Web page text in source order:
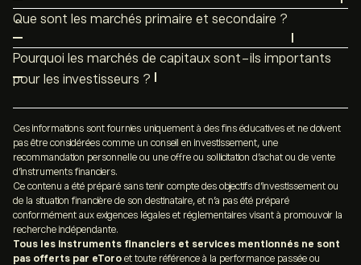
Les taux d’intérêts dans chaque pays influencent
fortement le marché monétaire.
Si ces taux ne fluctuent
pas énormément par rapport à leur taux de base, leurs
variations impactent la solvabilité des émetteurs et le
élevé, plus les taux appliqués sont importants.
Que sont les marchés primaire et secondaire ?
Sur le marché dit primaire, les investisseurs et
entreprises négocient directement entre eux. Par
exemple, une toute première émission d’actions par une
société, après uneIPOpar exemple, sera traitée sur le
marché primaire, en lien direct avec la firme.
Sur le marché secondaire, lesactifssont déjà émis et
négociés une première fois et sont par conséquent
échangeables entre les différents investisseurs, hors du
champ d’action de l’entreprise cotée par exemple.
Pourquoi les marchés de capitaux sont-ils importants
pour les investisseurs ?
Les marchés de capitaux offrent une multitude
d’opportunités aux investisseurs et leur permettent de
suivre destendances , de prendre des décisions en lien
avec le contexteéconomique
participer à l’économie globale et de suivre une stratégie
visant à leur indépendance financière. Ce sont aussi des
indicateurs précieux pour déterminer l’état de santé de
l’économie de leur pays.
Ces informations sont fournies uniquement à des fins éducatives et ne doivent
pas être considérées comme un conseil en investissement, une
recommandation personnelle ou une offre ou sollicitation d’achat ou de vente
d’instruments financiers.
Ce contenu a été préparé sans tenir compte des objectifs d’investissement ou
de la situation financière de son destinataire, et n’a pas été préparé
conformément aux exigences légales et réglementaires visant à promouvoir la
recherche indépendante.
Tous les instruments financiers et services mentionnés ne sont
pas offerts par eToro et toute référence à la performance passée ou